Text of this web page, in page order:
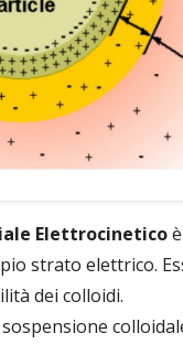
Elettrocinetico
strato elettrico.
dei colloidi.